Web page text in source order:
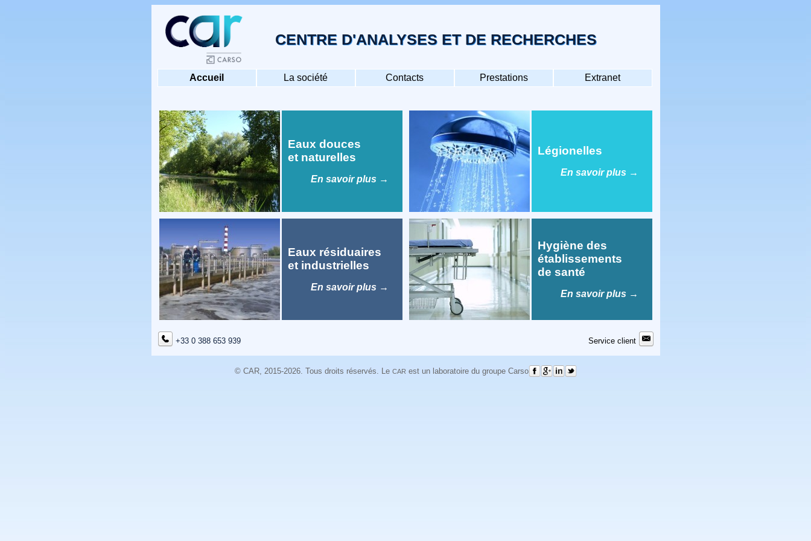
CENTRE D'ANALYSES ET DE RECHERCHES
Accueil La société Contacts Prestations Extranet
Eaux douces
et naturelles
En savoir plus →
Légionelles
En savoir plus →
Eaux résiduaires
et industrielles
En savoir plus →
Hygiène des
établissements
de santé
En savoir plus →
+33 0 388 653 939 Service client
© CAR, 2015-2026. Tous droits réservés. Le CAR est un laboratoire du groupe Carso